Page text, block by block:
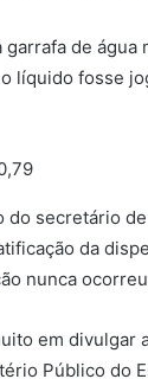
de
líquido fosse
do secretário
da
nunca
em divulgar
Público do